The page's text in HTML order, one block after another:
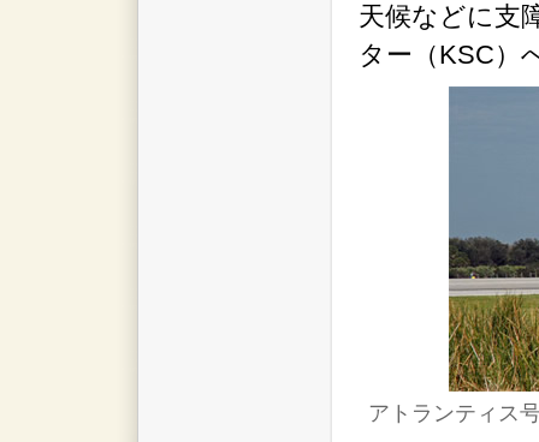
天候などに支
ター（KSC）
アトランティス